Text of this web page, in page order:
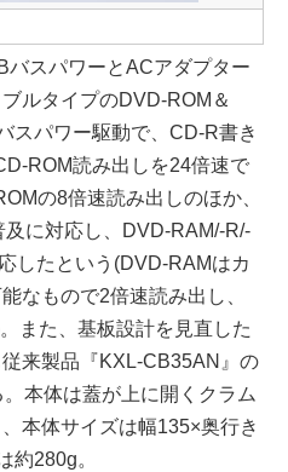
バスパワーとACアダプター
ルタイプのDVD-ROM＆
スパワー駆動で、CD-R書き
ROM読み出しを24倍速で
の8倍速読み出しのほか、
に対応し、DVD-RAM/-R/-
したという(DVD-RAMはカ
なもので2倍速読み出し、
また、基板設計を見直した
来製品『KXL-CB35AN』の
本体は蓋が上に開くクラム
本体サイズは幅135×奥行き
約280g。